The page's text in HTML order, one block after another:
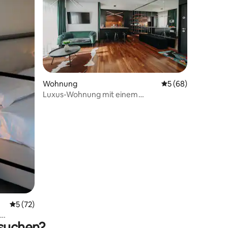
Bewertungen
Durchschnittliche Bewertung: 5 von 5, 72 Bewertungen
5 (72)
Wohnung Durchschnittliche
5 (68)
Luxus-Wohnung mit einem